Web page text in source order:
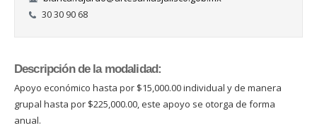
30 30 90 68
Descripción de la modalidad:
Apoyo económico hasta por $15,000.00 individual y de manera
grupal hasta por $225,000.00, este apoyo se otorga de forma
anual.